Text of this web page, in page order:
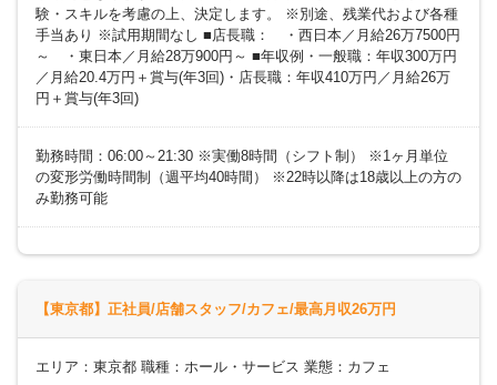
験・スキルを考慮の上、決定します。 ※別途、残業代および各種
手当あり ※試用期間なし ■店長職： ・西日本／月給26万7500円
～ ・東日本／月給28万900円～ ■年収例・一般職：年収300万円
／月給20.4万円＋賞与(年3回)・店長職：年収410万円／月給26万
円＋賞与(年3回)
勤務時間：06:00～21:30 ※実働8時間（シフト制） ※1ヶ月単位
の変形労働時間制（週平均40時間） ※22時以降は18歳以上の方の
み勤務可能
【東京都】正社員/店舗スタッフ/カフェ/最高月収26万円
エリア：東京都 職種：ホール・サービス 業態：カフェ